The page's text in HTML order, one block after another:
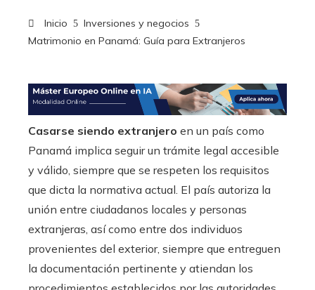
Inicio
Inversiones y negocios
Matrimonio en Panamá: Guía para Extranjeros
Casarse siendo extranjero en un país como
Panamá implica seguir un trámite legal accesible
y válido, siempre que se respeten los requisitos
que dicta la normativa actual. El país autoriza la
unión entre ciudadanos locales y personas
extranjeras, así como entre dos individuos
provenientes del exterior, siempre que entreguen
la documentación pertinente y atiendan los